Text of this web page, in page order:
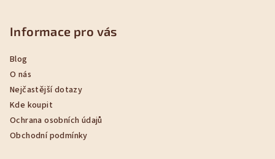
Informace pro vás
Blog
O nás
Nejčastější dotazy
Kde koupit
Ochrana osobních údajů
Obchodní podmínky